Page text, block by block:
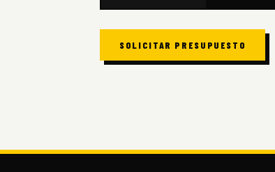
SOLICITAR PRESUPUESTO